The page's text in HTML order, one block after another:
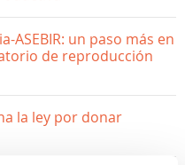
ASEBIR: un paso más en
de reproducción
la ley por donar